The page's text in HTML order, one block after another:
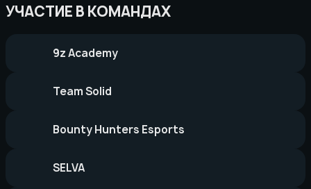
УЧАСТИЕ В КОМАНДАХ
9z Academy
Team Solid
Bounty Hunters Esports
SELVA